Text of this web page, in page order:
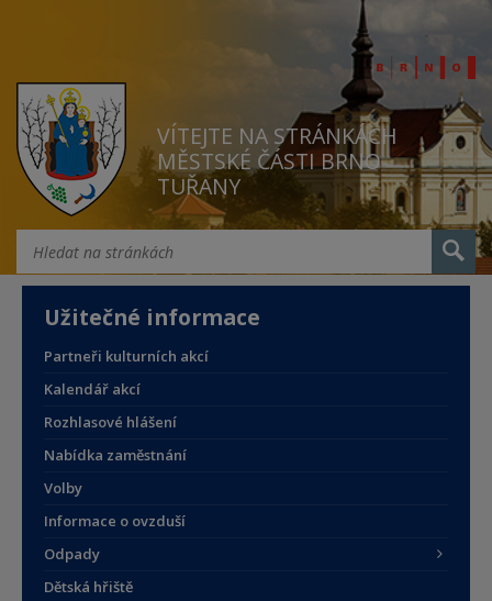
VÍTEJTE NA STRÁNKÁCH
MĚSTSKÉ ČÁSTI BRNO
TUŘANY
Užitečné informace
Partneři kulturních akcí
Kalendář akcí
Rozhlasové hlášení
Nabídka zaměstnání
Volby
Informace o ovzduší
Odpady
Dětská hřiště